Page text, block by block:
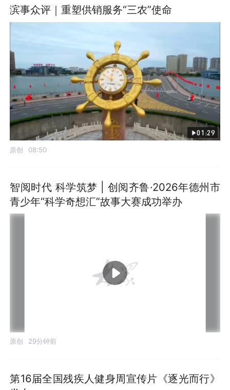
滨事众评｜重塑供销服务“三农”使命
01:29
原创 08:50
智阅时代 科学筑梦 | 创阅齐鲁·2026年德州市
青少年“科学奇想汇”故事大赛成功举办
原创 29分钟前
第16届全国残疾人健身周宣传片《逐光而行》